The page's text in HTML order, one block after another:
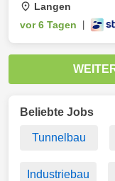
Langen
vor 6 Tagen
Beliebte Jobs
Tunnelbau
Industriebau